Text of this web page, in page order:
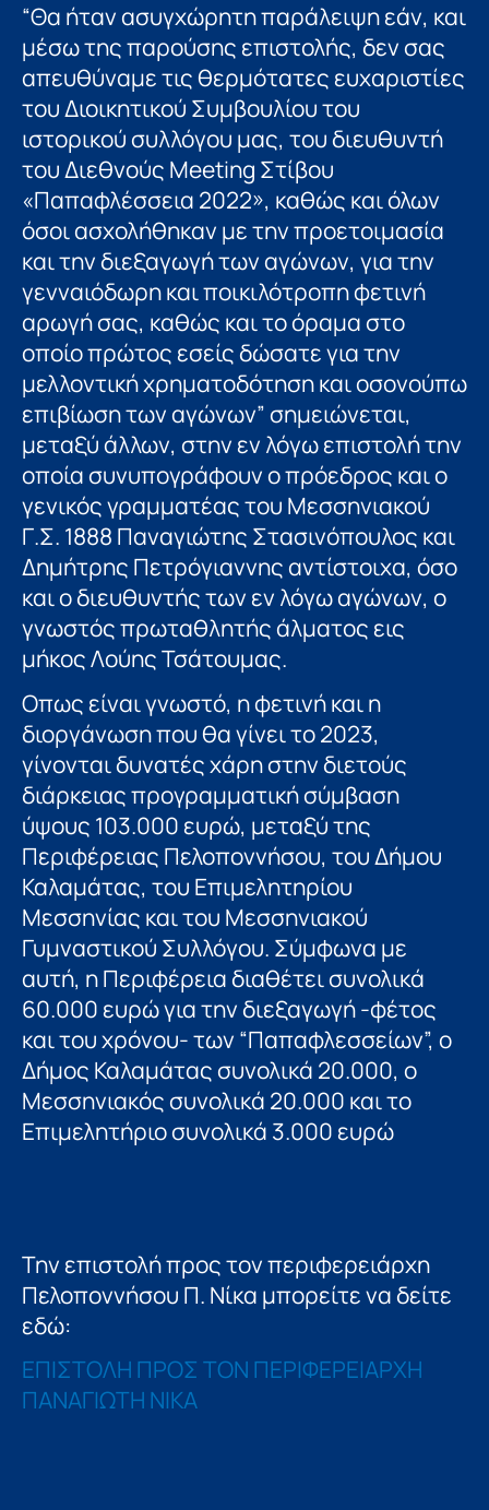
“Θα ήταν ασυγχώρητη παράλειψη εάν, και
μέσω της παρούσης επιστολής, δεν σας
απευθύναμε τις θερμότατες ευχαριστίες
του Διοικητικού Συμβουλίου του
ιστορικού συλλόγου μας, του διευθυντή
του Διεθνούς Meeting Στίβου
«Παπαφλέσσεια 2022», καθώς και όλων
όσοι ασχολήθηκαν με την προετοιμασία
και την διεξαγωγή των αγώνων, για την
γενναιόδωρη και ποικιλότροπη φετινή
αρωγή σας, καθώς και το όραμα στο
οποίο πρώτος εσείς δώσατε για την
μελλοντική χρηματοδότηση και οσονούπω
επιβίωση των αγώνων” σημειώνεται,
μεταξύ άλλων, στην εν λόγω επιστολή την
οποία συνυπογράφουν ο πρόεδρος και ο
γενικός γραμματέας του Μεσσηνιακού
Γ.Σ. 1888 Παναγιώτης Στασινόπουλος και
Δημήτρης Πετρόγιαννης αντίστοιχα, όσο
και ο διευθυντής των εν λόγω αγώνων, ο
γνωστός πρωταθλητής άλματος εις
μήκος Λούης Τσάτουμας.
Οπως είναι γνωστό, η φετινή και η
διοργάνωση που θα γίνει το 2023,
γίνονται δυνατές χάρη στην διετούς
διάρκειας προγραμματική σύμβαση
ύψους 103.000 ευρώ, μεταξύ της
Περιφέρειας Πελοποννήσου, του Δήμου
Καλαμάτας, του Επιμελητηρίου
Μεσσηνίας και του Μεσσηνιακού
Γυμναστικού Συλλόγου. Σύμφωνα με
αυτή, η Περιφέρεια διαθέτει συνολικά
60.000 ευρώ για την διεξαγωγή -φέτος
και του χρόνου- των “Παπαφλεσσείων”, ο
Δήμος Καλαμάτας συνολικά 20.000, ο
Μεσσηνιακός συνολικά 20.000 και το
Επιμελητήριο συνολικά 3.000 ευρώ
Την επιστολή προς τον περιφερειάρχη
Πελοποννήσου Π. Νίκα μπορείτε να δείτε
εδώ:
ΕΠΙΣΤΟΛΗ ΠΡΟΣ ΤΟΝ ΠΕΡΙΦΕΡΕΙΑΡΧΗ
ΠΑΝΑΓΙΩΤΗ ΝΙΚΑ